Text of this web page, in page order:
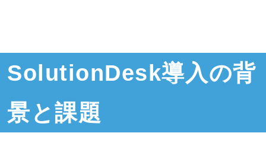
SolutionDesk導入の背
景と課題